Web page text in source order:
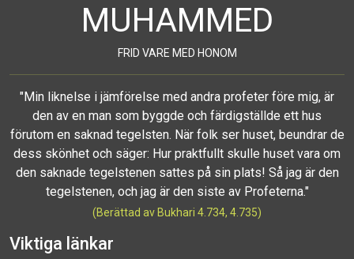
MUHAMMED
FRID VARE MED HONOM
"Min liknelse i jämförelse med andra profeter före mig, är
den av en man som byggde och färdigställde ett hus
förutom en saknad tegelsten. När folk ser huset, beundrar de
dess skönhet och säger: Hur praktfullt skulle huset vara om
den saknade tegelstenen sattes på sin plats! Så jag är den
tegelstenen, och jag är den siste av Profeterna."
(Berättad av Bukhari 4.734, 4.735)
Viktiga länkar